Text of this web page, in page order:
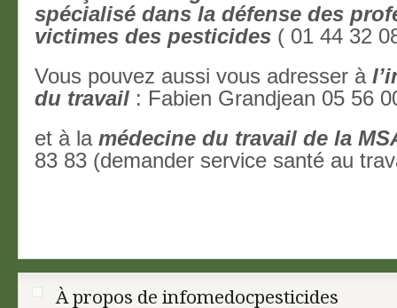
spécialisé dans la défense des
victimes des pesticides ( 01 44 32
Vous pouvez aussi vous adresser à
du travail : Fabien Grandjean 05 56
et à la médecine du travail de la
83 83 (demander service santé au
À propos de infomedocpesticides